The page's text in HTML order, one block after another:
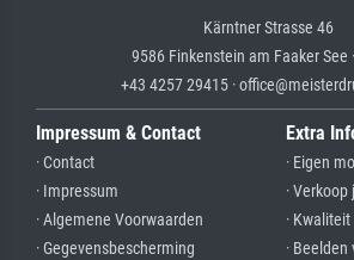
Kärntner Strasse 46
9586 Finkenstein am Faaker See
+43 4257 29415 ·
Impressum & Contact
· Contact
· Impressum
· Algemene Voorwaarden
· Gegevensbescherming
Extra
· Eigen
·
· Kwaliteit
·